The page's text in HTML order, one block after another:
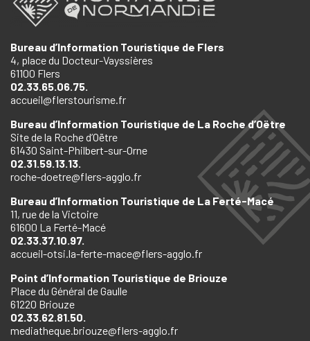
Bureau d’Information Touristique de Flers
4, place du Docteur-Vayssières
61100 Flers
02.33.65.06.75.
accueil@flerstourisme.fr
Bureau d’Information Touristique de La Roche d’Oëtre
Site de la Roche d’Oëtre
61430 Saint-Philbert-sur-Orne
02.31.59.13.13.
roche-doetre@flers-agglo.fr
Bureau d’Information Touristique de La Ferté-Macé
11, rue de la Victoire
61600 La Ferté-Macé
02.33.37.10.97.
accueil-otsi.la-ferte-mace@flers-agglo.fr
Point d’Information Touristique de Briouze
Place du Général de Gaulle
61220 Briouze
02.33.62.81.50.
mediatheque.briouze@flers-agglo.fr